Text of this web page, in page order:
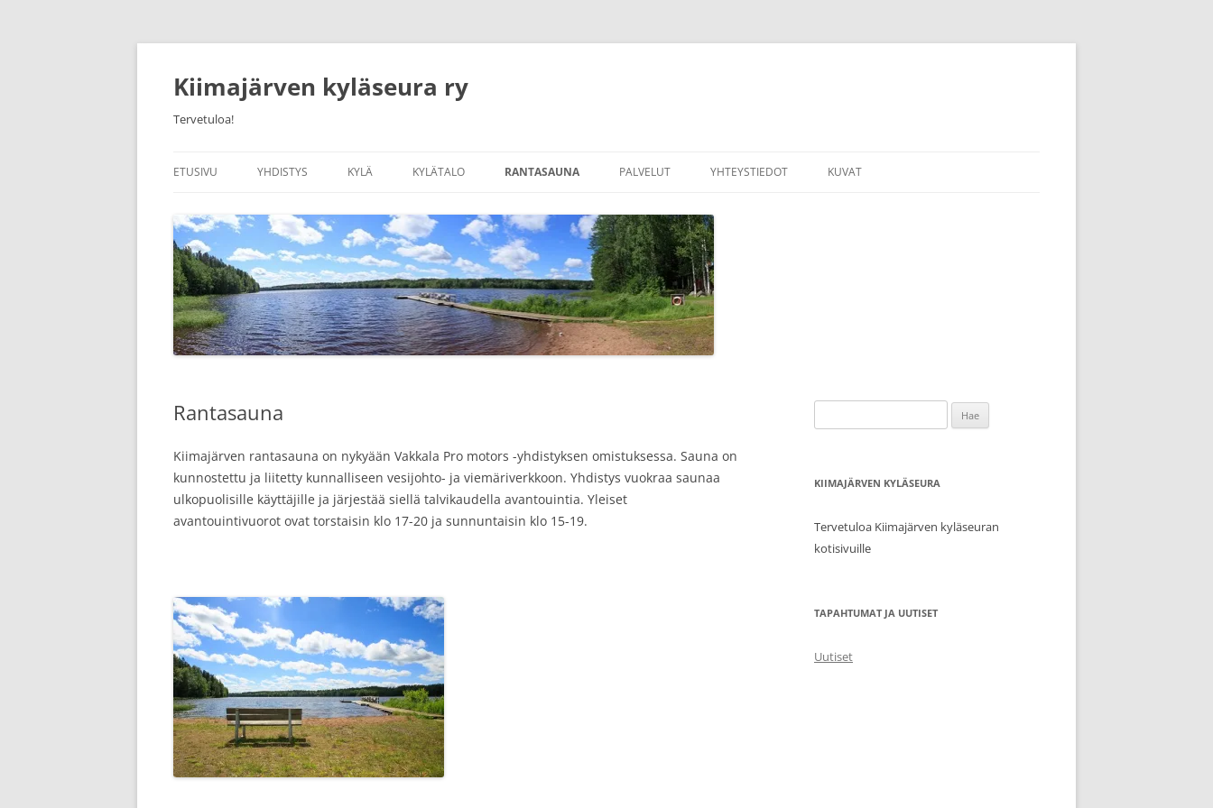
Siirry
Kiimajärven kyläseura ry
Tervetuloa!
ETUSIVU YHDISTYS KYLÄ KYLÄTALO RANTASAUNA PALVELUT YHTEYSTIEDOT KUVAT
Rantasauna
Kiimajärven rantasauna on nykyään Vakkala Pro motors -yhdistyksen omistuksessa. Sauna on
kunnostettu ja liitetty kunnalliseen vesijohto- ja viemäriverkkoon. Yhdistys vuokraa saunaa
ulkopuolisille käyttäjille ja järjestää siellä talvikaudella avantouintia. Yleiset
avantouintivuorot ovat torstaisin klo 17-20 ja sunnuntaisin klo 15-19.
KIIMAJÄRVEN KYLÄSEURA
Tervetuloa Kiimajärven kyläseuran
kotisivuille
TAPAHTUMAT JA UUTISET
Uutiset